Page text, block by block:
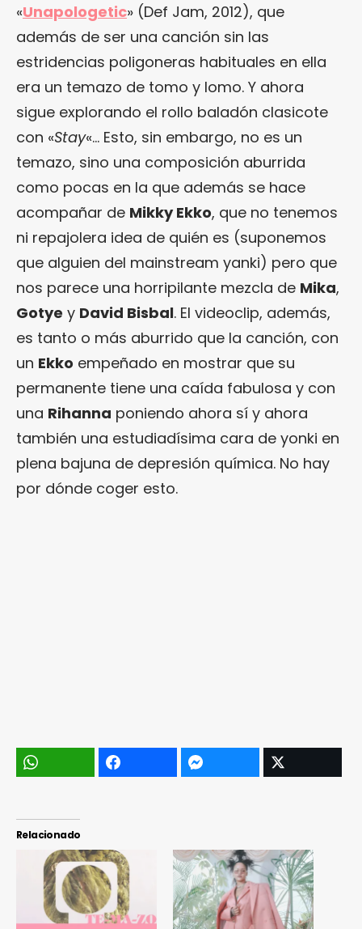
«Unapologetic» (Def Jam, 2012), que
además de ser una canción sin las
estridencias poligoneras habituales en ella
era un temazo de tomo y lomo. Y ahora
sigue explorando el rollo baladón clasicote
con «Stay«… Esto, sin embargo, no es un
temazo, sino una composición aburrida
como pocas en la que además se hace
acompañar de Mikky Ekko, que no tenemos
ni repajolera idea de quién es (suponemos
que alguien del mainstream yanki) pero que
nos parece una horripilante mezcla de Mika,
Gotye y David Bisbal. El videoclip, además,
es tanto o más aburrido que la canción, con
un Ekko empeñado en mostrar que su
permanente tiene una caída fabulosa y con
una Rihanna poniendo ahora sí y ahora
también una estudiadísima cara de yonki en
plena bajuna de depresión química. No hay
por dónde coger esto.
Relacionado